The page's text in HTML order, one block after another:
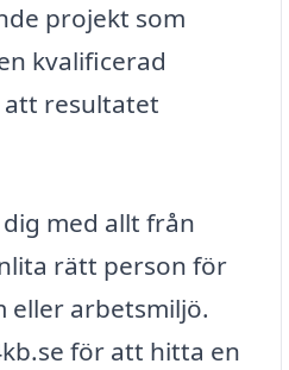
projekt som
kvalificerad
att resultatet
med allt från
rätt person för
eller arbetsmiljö.
för att hitta en